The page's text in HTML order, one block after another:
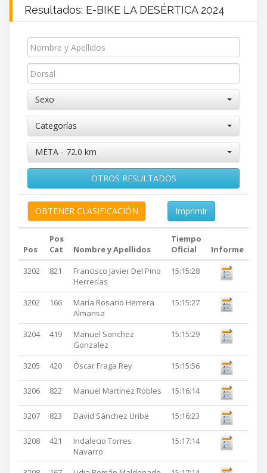
Resultados: E-BIKE LA DESÉRTICA 2024
Sexo
Categorías
META - 72.0 km
OTROS RESULTADOS
Imprimir
Pos
Pos
Cat
Nombre y Apellidos
Tiempo
Oficial
Informe
3202
821
Francisco Javier Del Pino
Herrerías
15:15:28
3202 166
María Rosario Herrera
Almansa
15:15:27
3204 419
Manuel Sanchez
Gonzalez
15:15:29
3205 420 Óscar Fraga Rey 15:15:56
3206 822 Manuel Martínez Robles 15:16:14
3207 823 David Sánchez Uribe 15:16:23
3208 421
Indalecio Torres
Navarro
15:17:14